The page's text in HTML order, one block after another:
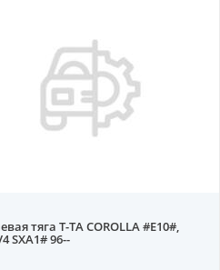
тяга T-TA COROLLA #E10#,
SXA1# 96--